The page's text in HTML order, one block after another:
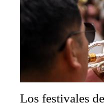
Los festivales